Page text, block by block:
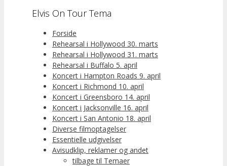
Elvis On Tour Tema
Forside
Rehearsal i Hollywood 30. marts
Rehearsal i Hollywood 31. marts
Rehearsal i Buffalo 5. april
Koncert i Hampton Roads 9. april
Koncert i Richmond 10. april
Koncert i Greensboro 14. april
Koncert i Jacksonville 16. april
Koncert i San Antonio 18. april
Diverse filmoptagelser
Essentielle udgivelser
Avisudklip, reklamer og andet
tilbage til Temaer